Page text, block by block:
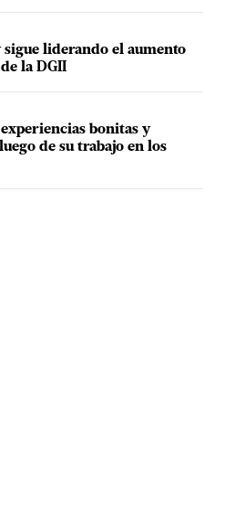
sigue liderando el aumento
la DGII
bonitas y
de su trabajo en los